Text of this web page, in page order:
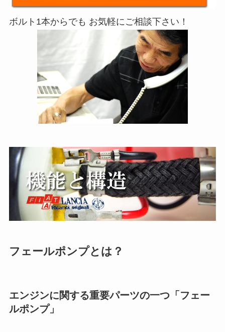
ボルト1本からでも お気軽にご相談下さい！
フェールポンプとは？
エンジンに関する重要パーツの一つ「フェー
ルポンプ」